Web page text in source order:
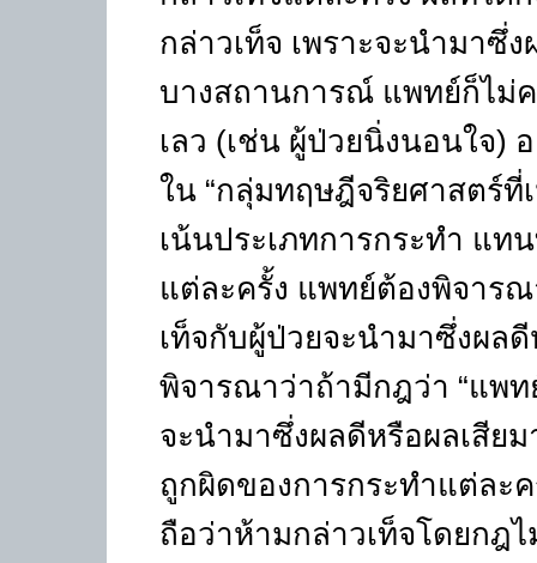
กล่าวเท็จ เพราะจะนำมาซึ่
บางสถานการณ์ แพทย์ก็ไม่ค
เลว (เช่น ผู้ป่วยนิ่งนอนใจ)
ใน “กลุ่มทฤษฎีจริยศาสตร์
เน้นประเภทการกระทำ แท
แต่ละครั้ง แพทย์ต้องพิจาร
เท็จกับผู้ป่วยจะนำมาซึ่งผล
พิจารณาว่าถ้ามีกฎว่า “แพท
จะนำมาซึ่งผลดีหรือผลเสีย
ถูกผิดของการกระทำแต่ละ
ถือว่าห้ามกล่าวเท็จโดยกฎ